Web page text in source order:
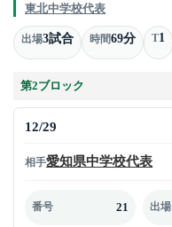
東北中学校代表
出場3試合 時間69分 T1
第2ブロック
12/29
相手愛知県中学校代表
番号 21 出場